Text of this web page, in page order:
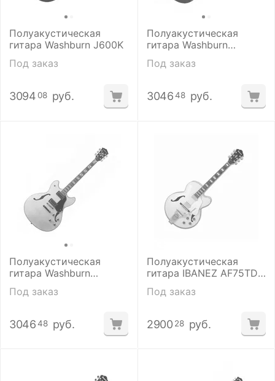
Полуакустическая
гитара Washburn J600K
Под заказ
3094 08 руб.
Полуакустическая
гитара Washburn
Под заказ
3046 48 руб.
Полуакустическая
гитара Washburn
Под заказ
3046 48 руб.
Полуакустическая
гитара IBANEZ AF75TDG
Под заказ
2900 28 руб.